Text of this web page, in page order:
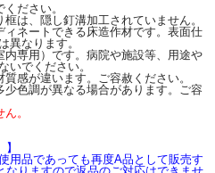
ださい。
は、隠し釘溝加工されていません。
ネートできる床造作材です。表面仕
異なります。
専用）です。病院や施設等、用途や
いでください。
感が違います。ご容赦ください。
色調が異なる場合があります。ご容
。
用品であっても再度A品として販売す